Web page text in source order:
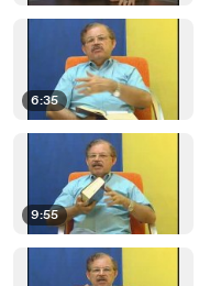
6:35
9:55